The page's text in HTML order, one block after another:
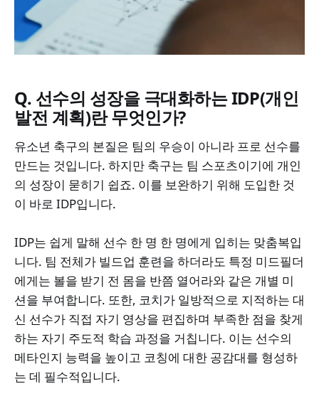
Q. 선수의 성장을 극대화하는IDP(개인
발전 계획)란 무엇인가?
유소년 축구의 본질은 팀의 우승이 아니라 프로 선수를
만드는 것입니다. 하지만 축구는 팀 스포츠이기에 개인
의 성장이 묻히기 쉽죠. 이를 보완하기 위해 도입한 것
이 바로 IDP입니다.
IDP는 쉽게 말해 선수 한 명 한 명에게 입히는 맞춤복입
니다. 팀 전체가 빌드업 훈련을 하더라도 특정 미드필더
에게는 볼을 받기 전 몸을 반쯤 열어라와 같은 개별 미
션을 부여합니다. 또한, 코치가 일방적으로 지적하는 대
신 선수가 직접 자기 영상을 편집하며 부족한 점을 찾게
하는 자기 주도적 학습 과정을 거칩니다. 이는 선수의
메타인지 능력을 높이고 코칭에 대한 공감대를 형성하
는 데 필수적입니다.